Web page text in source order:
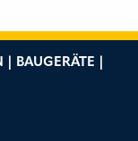
| BAUGERÄTE |